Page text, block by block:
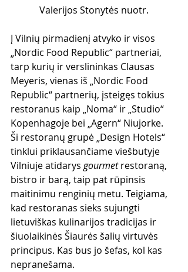
Valerijos Stonytės nuotr.
Į Vilnių pirmadienį atvyko ir visos
„Nordic Food Republic“ partneriai,
tarp kurių ir verslininkas Clausas
Meyeris, vienas iš „Nordic Food
Republic“ partnerių, įsteigęs tokius
restoranus kaip „Noma“ ir „Studio“
Kopenhagoje bei „Agern“ Niujorke.
Ši restoranų grupė „Design Hotels“
tinklui priklausančiame viešbutyje
Vilniuje atidarys gourmet restoraną,
bistro ir barą, taip pat rūpinsis
maitinimu renginių metu. Teigiama,
kad restoranas sieks sujungti
lietuviškas kulinarijos tradicijas ir
šiuolaikinės Šiaurės šalių virtuvės
principus. Kas bus jo šefas, kol kas
nepranešama.